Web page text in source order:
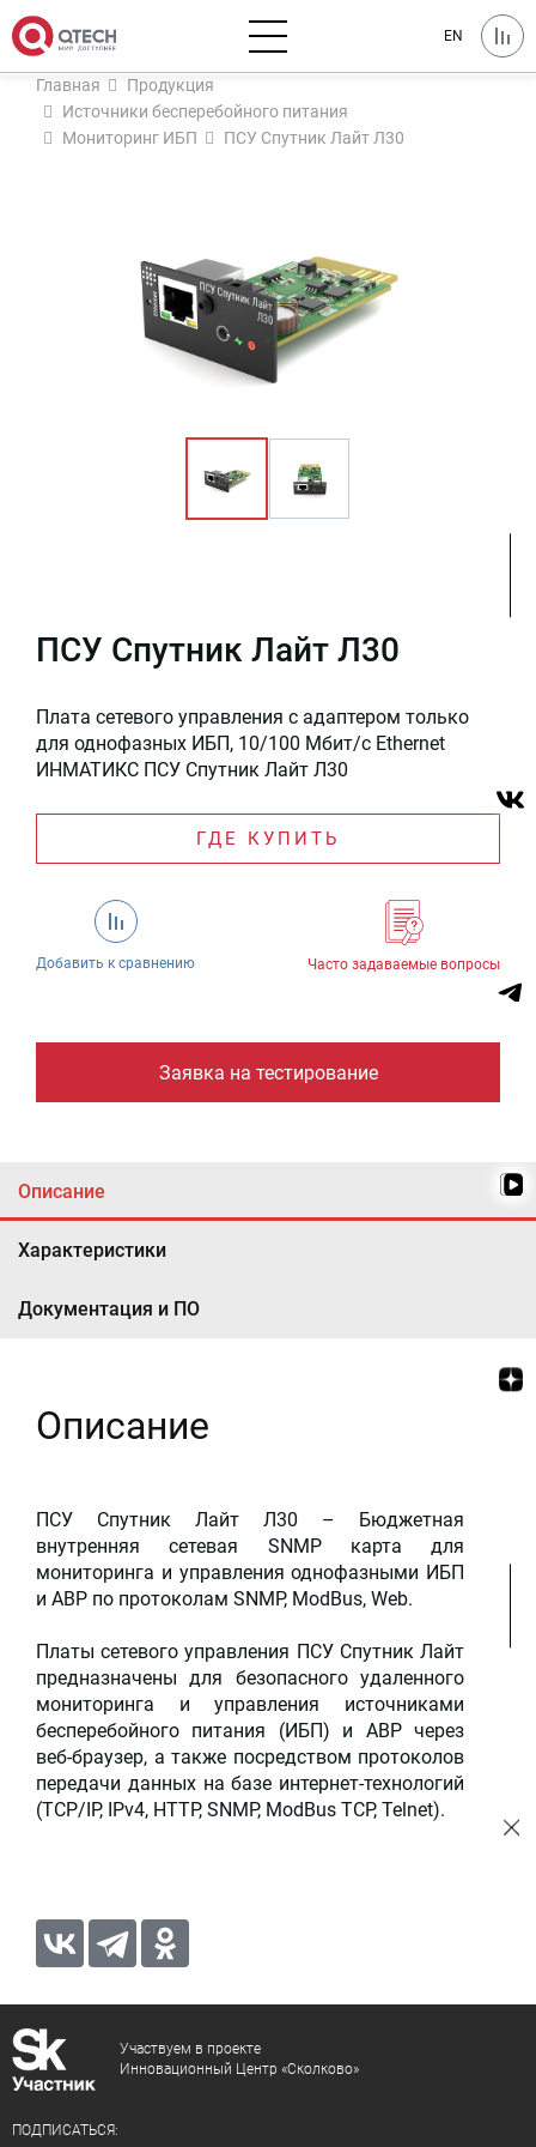
EN
Главная
Продукция
Источники бесперебойного питания
Мониторинг ИБП
ПСУ Спутник Лайт Л30
ПСУ Спутник Лайт Л30
Плата сетевого управления с адаптером только
для однофазных ИБП, 10/100 Мбит/с Ethernet
ИНМАТИКС ПСУ Спутник Лайт Л30
ГДЕ КУПИТЬ
Добавить к сравнению Часто задаваемые вопросы
Заявка на тестирование
Описание
Характеристики
Документация и ПО
Описание
ПСУ Спутник Лайт Л30 – Бюджетная
внутренняя сетевая SNMP карта для
мониторинга и управления однофазными ИБП
и АВР по протоколам SNMP, ModBus, Web.
Платы сетевого управления ПСУ Спутник Лайт
предназначены для безопасного удаленного
мониторинга и управления источниками
бесперебойного питания (ИБП) и АВР через
веб-браузер, а также посредством протоколов
передачи данных на базе интернет-технологий
(TCP/IP, IPv4, HTTP, SNMP, ModBus TCP, Telnet).
Участвуем в проекте
Инновационный Центр «Сколково»
ПОДПИСАТЬСЯ: